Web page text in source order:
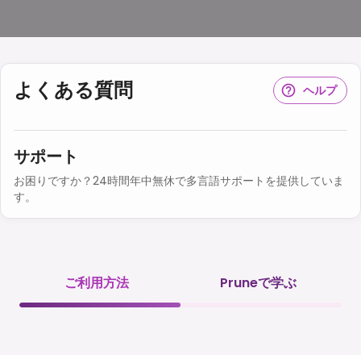
よくある質問 ヘルプ
サポート
お困りですか？24時間年中無休で多言語サポートを提供していま
す。
ご利用方法 Pruneで学ぶ